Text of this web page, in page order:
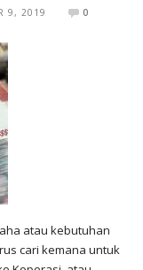
9, 2019 0
atau kebutuhan
cari kemana untuk